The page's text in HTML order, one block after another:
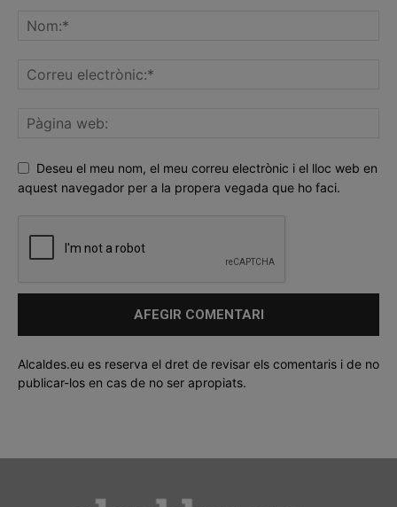
Deseu el meu nom, el meu correu electrònic i el lloc web en
aquest navegador per a la propera vegada que ho faci.
Alcaldes.eu es reserva el dret de revisar els comentaris i de no
publicar-los en cas de no ser apropiats.